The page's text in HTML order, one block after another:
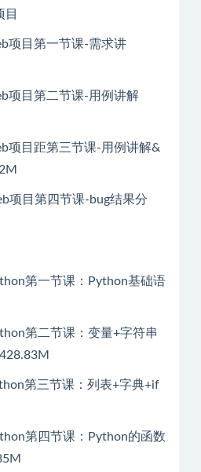
目
项目第一节课-需求讲
项目第二节课-用例讲解
项目距第三节课-用例讲解&
项目第四节课-bug结果分
第一节课：Python基础语
第二节课：变量+字符串
第三节课：列表+字典+if
第四节课：Python的函数